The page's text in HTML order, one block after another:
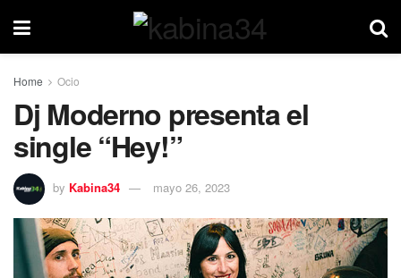
Home Ocio
Dj Moderno presenta el
single “Hey!”
by Kabina34 mayo 26, 2023